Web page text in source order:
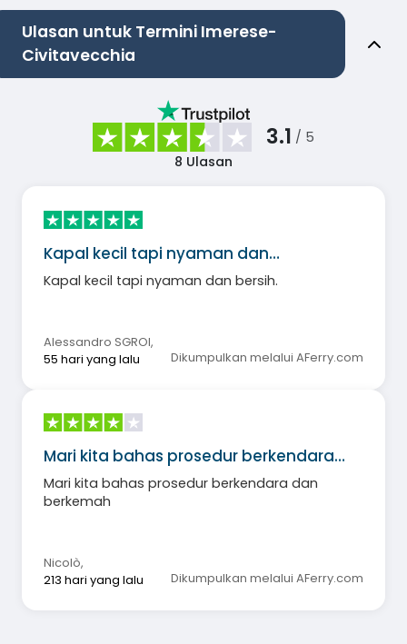
Ulasan untuk Termini Imerese-
Civitavecchia
3.1 / 5
8 Ulasan
Kapal kecil tapi nyaman dan…
Kapal kecil tapi nyaman dan bersih.
Alessandro SGROI,
55 hari yang lalu
Dikumpulkan melalui AFerry.com
Mari kita bahas prosedur berkendara…
Mari kita bahas prosedur berkendara dan
berkemah
Nicolò,
213 hari yang lalu
Dikumpulkan melalui AFerry.com